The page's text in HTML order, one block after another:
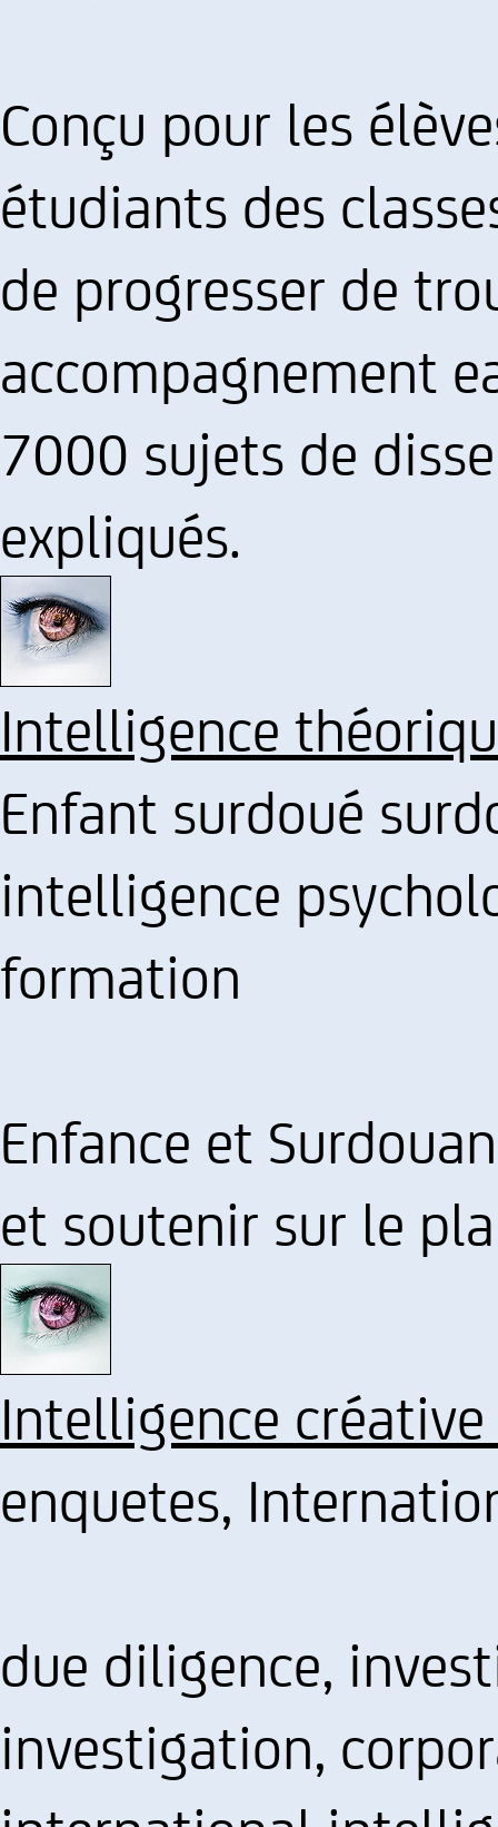
Conçu pour les
étudiants des
de progresser de
accompagnement
7000 sujets de
expliqués.
Intelligence
Enfant surdoué
intelligence
formation
Enfance et
et soutenir sur le
Intelligence
enquetes,
due diligence,
investigation,